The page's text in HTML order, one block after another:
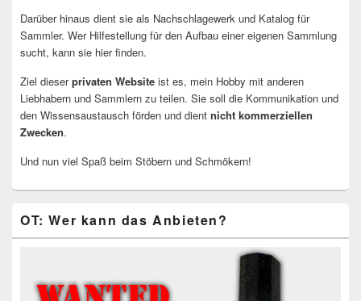
Darüber hinaus dient sie als Nachschlagewerk und Katalog für
Sammler. Wer Hilfestellung für den Aufbau einer eigenen Sammlung
sucht, kann sie hier finden.
Ziel dieserprivaten Website ist es, mein Hobby mit anderen
Liebhabern und Sammlern zu teilen. Sie soll die Kommunikation und
den Wissensaustausch förden und dient nicht kommerziellen
Zwecken.
Und nun viel Spaß beim Stöbern und Schmökern!
OT: Wer kann das Anbieten?